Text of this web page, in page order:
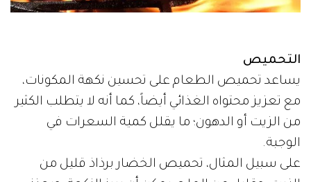
التحميص
يساعد تحميص الطعام على تحسين نكهة المكونات،
مع تعزيز محتواه الغذائي أيضاً، كما أنه لا يتطلب الكثير
من الزيت أو الدهون؛ ما يقلل كمية السعرات في
الوجبة.
على سبيل المثال، تحميص الخضار برذاذ قليل من